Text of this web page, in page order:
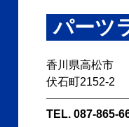
パーツ
香川県高松市
伏石町2152-2
TEL. 087-865-